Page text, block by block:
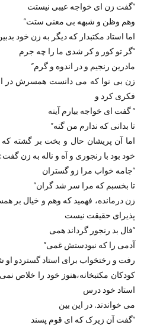
“گفت زن ای خواجه عیبی نیستت
وهم وظن و شبهه بی معنی ستت”
اما استاد مکتبدار که دیگر به زن خود
“گر تو کور و کر شدی ما را چه جرم
مادرین رنجیم و در اندوه و گرم”
زن بی نوا که می دانست همسرش در
فکری کرد و
“ گفت ای خواجه بیارم آینه
تا بدانی که ندارم من گنه”
اما آن پریشان حال و بخت بر گشته
خود بود با رنجوری و آه و ناله به زن گفت:
“جامه خواب مرا زو گستران
تا بخسبم که مرا سر شد گران”
زن درمانده، فهمید که وهم و خیال بر
پذیرای حقیقت نیست
“فال بد رنجور گرداند همی
آدمی را که نبودستش غمی”
رفت و رختخواب برای استاد گستردو او
کودکان مکتبخانه،هنوز خود را خلاص
استاد خود درس
می خواندند. در این بین
“گفت آن زیرک که ای قوم پسند